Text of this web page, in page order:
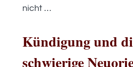
nicht …
Kündigung und
schwierige